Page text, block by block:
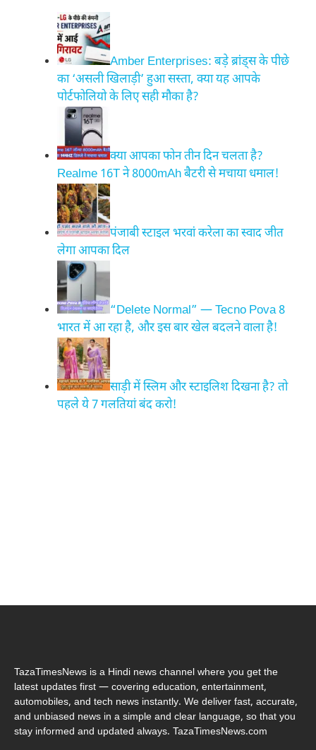
Amber Enterprises: बड़े ब्रांड्स के पीछे
का ‘असली खिलाड़ी’ हुआ सस्ता, क्या यह आपके
पोर्टफोलियो के लिए सही मौका है?
क्या आपका फोन तीन दिन चलता है?
Realme 16T ने 8000mAh बैटरी से मचाया धमाल!
पंजाबी स्टाइल भरवां करेला का स्वाद जीत
लेगा आपका दिल
“Delete Normal” — Tecno Pova 8
भारत में आ रहा है, और इस बार खेल बदलने वाला है!
साड़ी में स्लिम और स्टाइलिश दिखना है? तो
पहले ये 7 गलतियां बंद करो!
TazaTimesNews is a Hindi news channel where you get the
latest updates first — covering education, entertainment,
automobiles, and tech news instantly. We deliver fast, accurate,
and unbiased news in a simple and clear language, so that you
stay informed and updated always. TazaTimesNews.com